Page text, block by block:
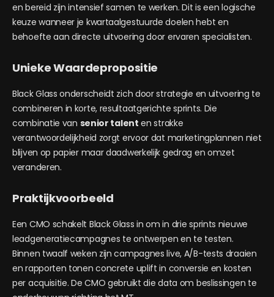
en bereid zijn intensief samen te werken. Dit is een logische
keuze wanneer je kwartaalgestuurde doelen hebt en
behoefte aan directe uitvoering door ervaren specialisten.
Unieke Waardepropositie
Black Glass onderscheidt zich door strategie en uitvoering te
combineren in korte, resultaatgerichte sprints. Die
combinatie van senior talent en strakke
verantwoordelijkheid zorgt ervoor dat marketingplannen niet
blijven op papier maar daadwerkelijk gedrag en omzet
veranderen.
Praktijkvoorbeeld
Een CMO schakelt Black Glass in om in drie sprints nieuwe
leadgeneratiecampagnes te ontwerpen en te testen.
Binnen twaalf weken zijn campagnes live, A/B-tests draaien
en rapporten tonen concrete uplift in conversie en kosten
per acquisitie. De CMO gebruikt die data om beslissingen te